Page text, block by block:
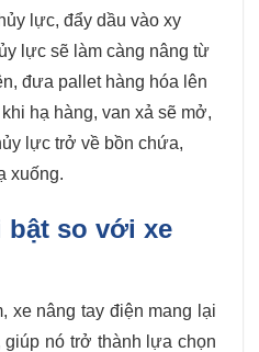
lực, đẩy dầu vào xy
lực sẽ làm càng nâng từ
đưa pallet hàng hóa lên
hạ hàng, van xả sẽ mở,
lực trở về bồn chứa,
xuống.
bật so với xe
xe nâng tay điện mang lại
nó trở thành lựa chọn